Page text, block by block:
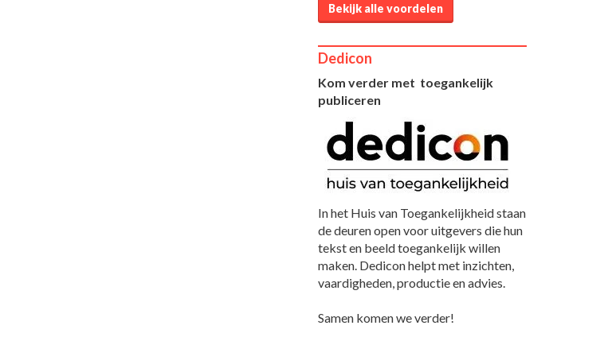
Bekijk alle voordelen
Dedicon
Kom verder met toegankelijk
publiceren
In het Huis van Toegankelijkheid staan
de deuren open voor uitgevers die hun
tekst en beeld toegankelijk willen
maken. Dedicon helpt met inzichten,
vaardigheden, productie en advies.
Samen komen we verder!